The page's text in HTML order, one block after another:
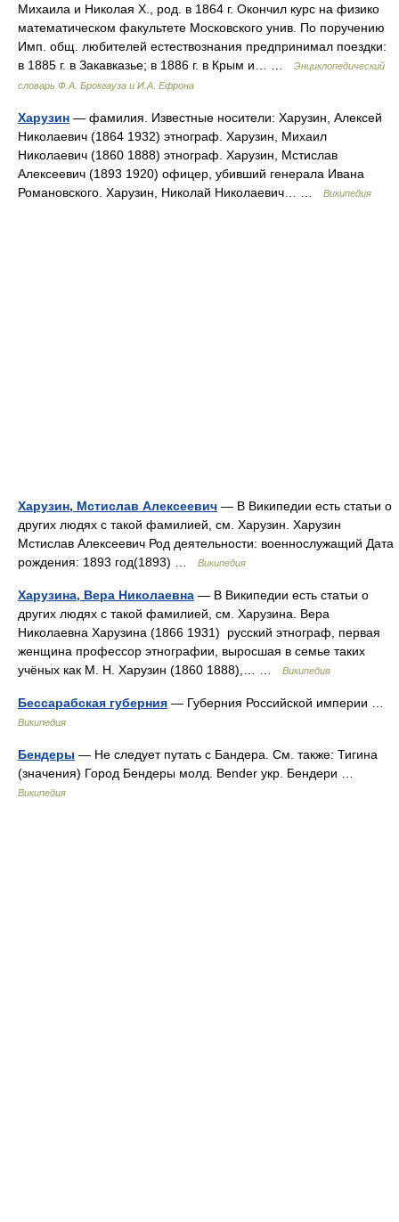
Михаила и Николая X., род. в 1864 г. Окончил курс на физико
математическом факультете Московского унив. По поручению
Имп. общ. любителей естествознания предпринимал поездки:
в 1885 г. в Закавказье; в 1886 г. в Крым и… …
Энциклопедический
словарь Ф.А. Брокгауза и И.А. Ефрона
Харузин — фамилия. Известные носители: Харузин, Алексей
Николаевич (1864 1932) этнограф. Харузин, Михаил
Николаевич (1860 1888) этнограф. Харузин, Мстислав
Алексеевич (1893 1920) офицер, убивший генерала Ивана
Романовского. Харузин, Николай Николаевич… …
Википедия
Харузин, Мстислав Алексеевич — В Википедии есть статьи о
других людях с такой фамилией, см. Харузин. Харузин
Мстислав Алексеевич Род деятельности: военнослужащий Дата
рождения: 1893 год(1893) …
Википедия
Харузина, Вера Николаевна — В Википедии есть статьи о
других людях с такой фамилией, см. Харузина. Вера
Николаевна Харузина (1866 1931) русский этнограф, первая
женщина профессор этнографии, выросшая в семье таких
учёных как М. Н. Харузин (1860 1888),… …
Википедия
Бессарабская губерния — Губерния Российской империи …
Википедия
Бендеры — Не следует путать с Бандера. См. также: Тигина
(значения) Город Бендеры молд. Bender укр. Бендери …
Википедия